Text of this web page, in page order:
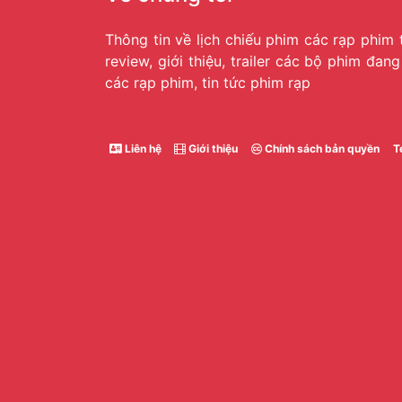
Thông tin về lịch chiếu phim các rạp phim
review, giới thiệu, trailer các bộ phim
các rạp phim, tin tức phim rạp
Liên hệ Giới thiệu Chính sách bản quyền